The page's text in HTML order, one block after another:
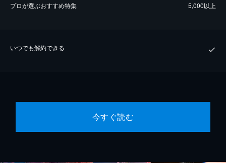
プロが選ぶおすすめ特集 5,000以上
いつでも解約できる
今すぐ読む